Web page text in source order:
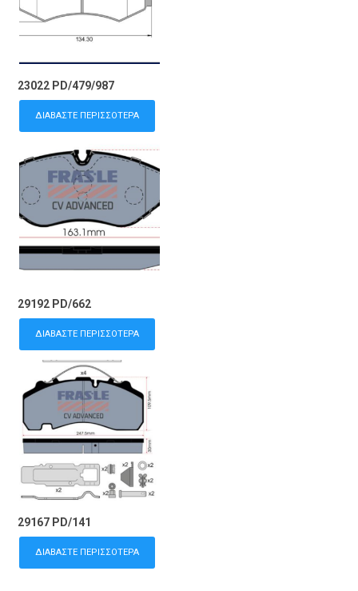
23022 PD/479/987
ΔΙΑΒΆΣΤΕ ΠΕΡΙΣΣΌΤΕΡΑ
29192 PD/662
ΔΙΑΒΆΣΤΕ ΠΕΡΙΣΣΌΤΕΡΑ
29167 PD/141
ΔΙΑΒΆΣΤΕ ΠΕΡΙΣΣΌΤΕΡΑ